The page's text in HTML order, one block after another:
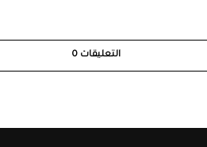
التعليقات 0